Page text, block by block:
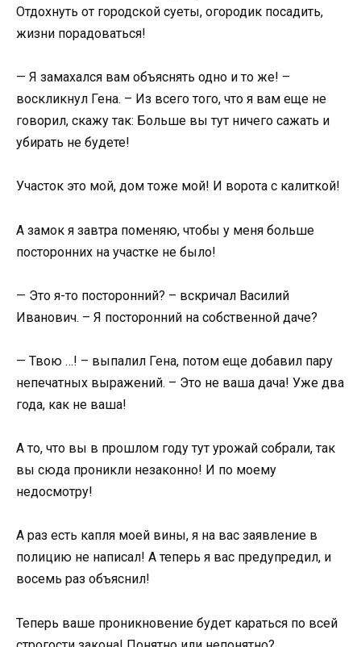
Отдохнуть от городской суеты, огородик посадить,
жизни порадоваться!
— Я замахался вам объяснять одно и то же! –
воскликнул Гена. – Из всего того, что я вам еще не
говорил, скажу так: Больше вы тут ничего сажать и
убирать не будете!
Участок это мой, дом тоже мой! И ворота с калиткой!
А замок я завтра поменяю, чтобы у меня больше
посторонних на участке не было!
— Это я-то посторонний? – вскричал Василий
Иванович. – Я посторонний на собственной даче?
— Твою …! – выпалил Гена, потом еще добавил пару
непечатных выражений. – Это не ваша дача! Уже два
года, как не ваша!
А то, что вы в прошлом году тут урожай собрали, так
вы сюда проникли незаконно! И по моему
недосмотру!
А раз есть капля моей вины, я на вас заявление в
полицию не написал! А теперь я вас предупредил, и
восемь раз объяснил!
Теперь ваше проникновение будет караться по всей